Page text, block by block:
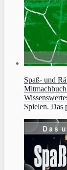
Spaß- und
Spielen. Das